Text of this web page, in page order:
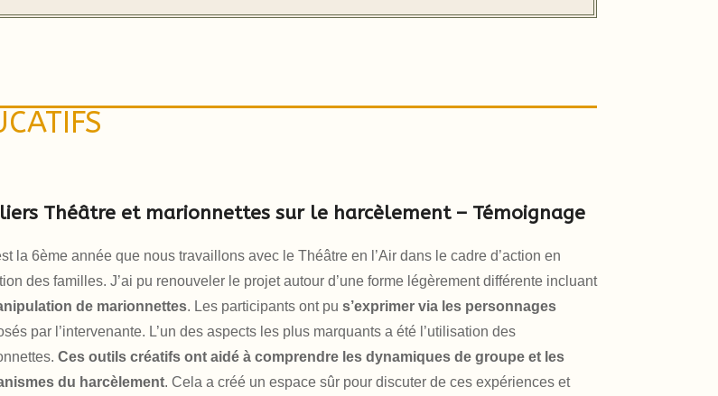
Théâtre et marionnettes sur le harcèlement – Témoignage
la 6ème année que nous travaillons avec le Théâtre en l’Air dans le cadre d’action en
des familles. J’ai pu renouveler le projet autour d’une forme légèrement différente incluant
de marionnettes. Les participants ont pu s’exprimer via les personnages
par l’intervenante. L’un des aspects les plus marquants a été l’utilisation des
Ces outils créatifs ont aidé à comprendre les dynamiques de groupe et les
du harcèlement. Cela a créé un espace sûr pour discuter de ces expériences et